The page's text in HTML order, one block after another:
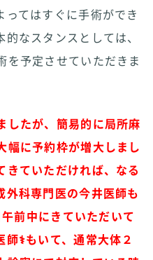
てはすぐに手術ができ
なスタンスとしては、
を予定させていただきま
したが、簡易的に局所麻
幅に予約枠が増大しまし
きていただければ、なる
外科専門医の今井医師も
前中にきていただいて
‍⚕️もいて、通常大体２